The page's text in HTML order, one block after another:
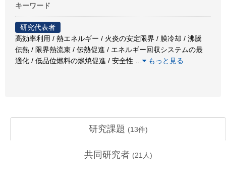
キーワード
研究代表者
高効率利用 / 熱エネルギー / 火炎の安定限界 / 膜冷却 / 沸騰
伝熱 / 限界熱流束 / 伝熱促進 / エネルギー回収システムの最
適化 / 低品位燃料の燃焼促進 / 安全性
もっと見る
研究課題 (13件)
共同研究者 (21 人)